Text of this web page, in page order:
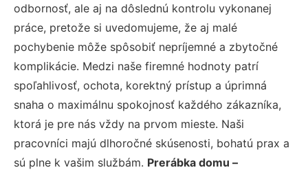
odbornosť, ale aj na dôslednú kontrolu vykonanej
práce, pretože si uvedomujeme, že aj malé
pochybenie môže spôsobiť nepríjemné a zbytočné
komplikácie. Medzi naše firemné hodnoty patrí
spoľahlivosť, ochota, korektný prístup a úprimná
snaha o maximálnu spokojnosť každého zákazníka,
ktorá je pre nás vždy na prvom mieste. Naši
pracovníci majú dlhoročné skúsenosti, bohatú prax a
sú plne k vašim službám. Prerábka domu –